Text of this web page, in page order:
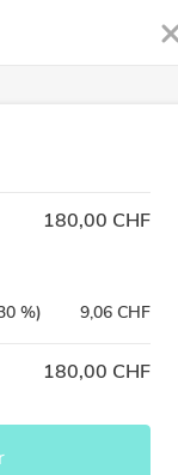
180,00 CHF
%) 9,06 CHF
180,00 CHF